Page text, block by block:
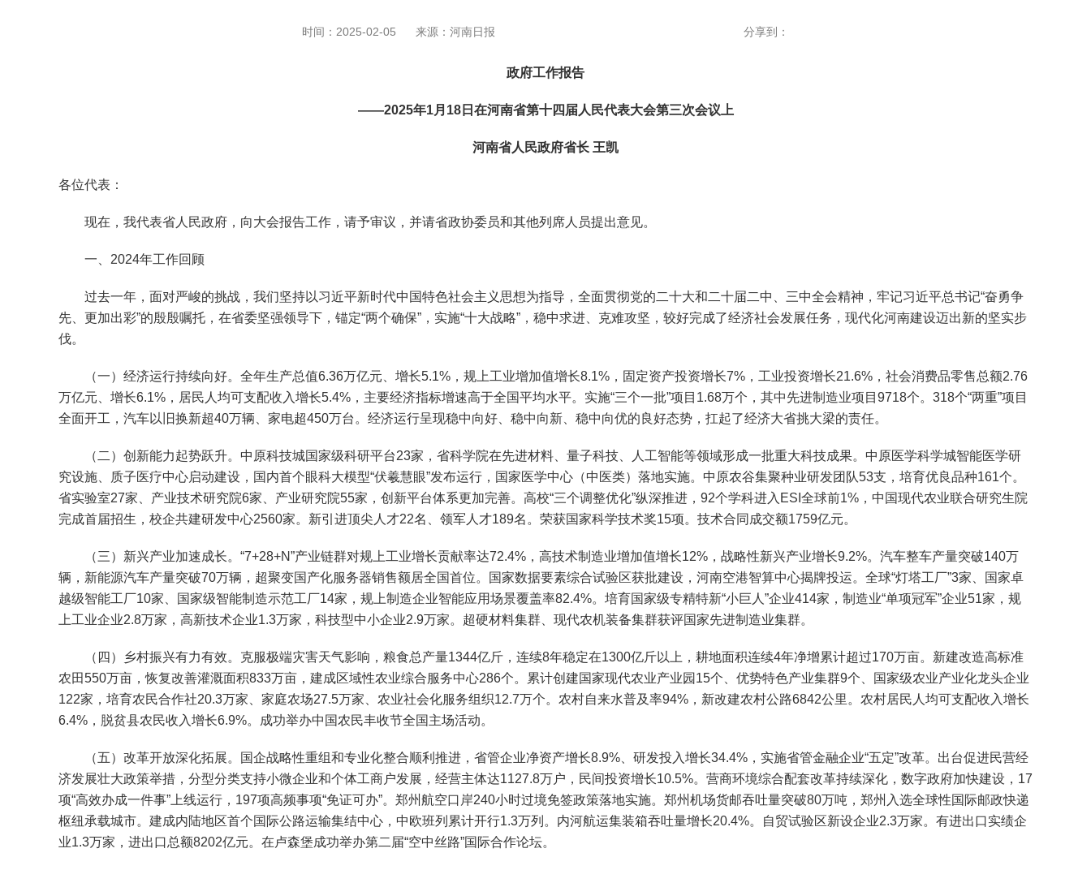
时间：2025-02-05 来源：河南日报 分享到：
政府工作报告
——2025年1月18日在河南省第十四届人民代表大会第三次会议上
河南省人民政府省长 王凯
各位代表：
现在，我代表省人民政府，向大会报告工作，请予审议，并请省政协委员和其他列席人员提出意见。
一、2024年工作回顾
过去一年，面对严峻的挑战，我们坚持以习近平新时代中国特色社会主义思想为指导，全面贯彻党的二十大和二十届二中、三中全会精神，牢记习近平总书记“奋勇争
先、更加出彩”的殷殷嘱托，在省委坚强领导下，锚定“两个确保”，实施“十大战略”，稳中求进、克难攻坚，较好完成了经济社会发展任务，现代化河南建设迈出新的坚实步
伐。
（一）经济运行持续向好。全年生产总值6.36万亿元、增长5.1%，规上工业增加值增长8.1%，固定资产投资增长7%，工业投资增长21.6%，社会消费品零售总额2.76
万亿元、增长6.1%，居民人均可支配收入增长5.4%，主要经济指标增速高于全国平均水平。实施“三个一批”项目1.68万个，其中先进制造业项目9718个。318个“两重”项目
全面开工，汽车以旧换新超40万辆、家电超450万台。经济运行呈现稳中向好、稳中向新、稳中向优的良好态势，扛起了经济大省挑大梁的责任。
（二）创新能力起势跃升。中原科技城国家级科研平台23家，省科学院在先进材料、量子科技、人工智能等领域形成一批重大科技成果。中原医学科学城智能医学研
究设施、质子医疗中心启动建设，国内首个眼科大模型“伏羲慧眼”发布运行，国家医学中心（中医类）落地实施。中原农谷集聚种业研发团队53支，培育优良品种161个。
省实验室27家、产业技术研究院6家、产业研究院55家，创新平台体系更加完善。高校“三个调整优化”纵深推进，92个学科进入ESI全球前1%，中国现代农业联合研究生院
完成首届招生，校企共建研发中心2560家。新引进顶尖人才22名、领军人才189名。荣获国家科学技术奖15项。技术合同成交额1759亿元。
（三）新兴产业加速成长。“7+28+N”产业链群对规上工业增长贡献率达72.4%，高技术制造业增加值增长12%，战略性新兴产业增长9.2%。汽车整车产量突破140万
辆，新能源汽车产量突破70万辆，超聚变国产化服务器销售额居全国首位。国家数据要素综合试验区获批建设，河南空港智算中心揭牌投运。全球“灯塔工厂”3家、国家卓
越级智能工厂10家、国家级智能制造示范工厂14家，规上制造企业智能应用场景覆盖率82.4%。培育国家级专精特新“小巨人”企业414家，制造业“单项冠军”企业51家，规
上工业企业2.8万家，高新技术企业1.3万家，科技型中小企业2.9万家。超硬材料集群、现代农机装备集群获评国家先进制造业集群。
（四）乡村振兴有力有效。克服极端灾害天气影响，粮食总产量1344亿斤，连续8年稳定在1300亿斤以上，耕地面积连续4年净增累计超过170万亩。新建改造高标准
农田550万亩，恢复改善灌溉面积833万亩，建成区域性农业综合服务中心286个。累计创建国家现代农业产业园15个、优势特色产业集群9个、国家级农业产业化龙头企业
122家，培育农民合作社20.3万家、家庭农场27.5万家、农业社会化服务组织12.7万个。农村自来水普及率94%，新改建农村公路6842公里。农村居民人均可支配收入增长
6.4%，脱贫县农民收入增长6.9%。成功举办中国农民丰收节全国主场活动。
（五）改革开放深化拓展。国企战略性重组和专业化整合顺利推进，省管企业净资产增长8.9%、研发投入增长34.4%，实施省管金融企业“五定”改革。出台促进民营经
济发展壮大政策举措，分型分类支持小微企业和个体工商户发展，经营主体达1127.8万户，民间投资增长10.5%。营商环境综合配套改革持续深化，数字政府加快建设，17
项“高效办成一件事”上线运行，197项高频事项“免证可办”。郑州航空口岸240小时过境免签政策落地实施。郑州机场货邮吞吐量突破80万吨，郑州入选全球性国际邮政快递
枢纽承载城市。建成内陆地区首个国际公路运输集结中心，中欧班列累计开行1.3万列。内河航运集装箱吞吐量增长20.4%。自贸试验区新设企业2.3万家。有进出口实绩企
业1.3万家，进出口总额8202亿元。在卢森堡成功举办第二届“空中丝路”国际合作论坛。